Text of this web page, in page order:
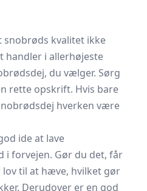
snobrøds kvalitet ikke
handler i allerhøjeste
, du vælger. Sørg
rette opskrift. Hvis bare
hverken være
ide at lave
i forvejen. Gør du det, får
til at hæve, hvilket gør
Derudover er en god